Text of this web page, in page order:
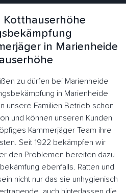
Kotthauserhöhe
in Marienheide
zu dürfen bei Marienheide
in Marienheide
unsere Familien Betrieb schon
und können unseren Kunden
Kammerjäger Team ihre
Seit 1922 bekämpfen wir
den Problemen bereiten dazu
ebenfalls. Ratten und
nicht nur das sie unhygienisch